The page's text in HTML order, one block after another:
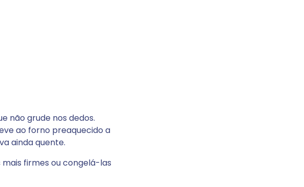
não grude nos dedos.
ao forno preaquecido a
ainda quente.
firmes ou congelá-las